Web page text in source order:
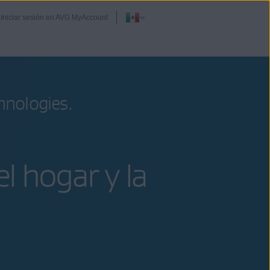
Iniciar sesión en AVG MyAccount
.
hogar y la